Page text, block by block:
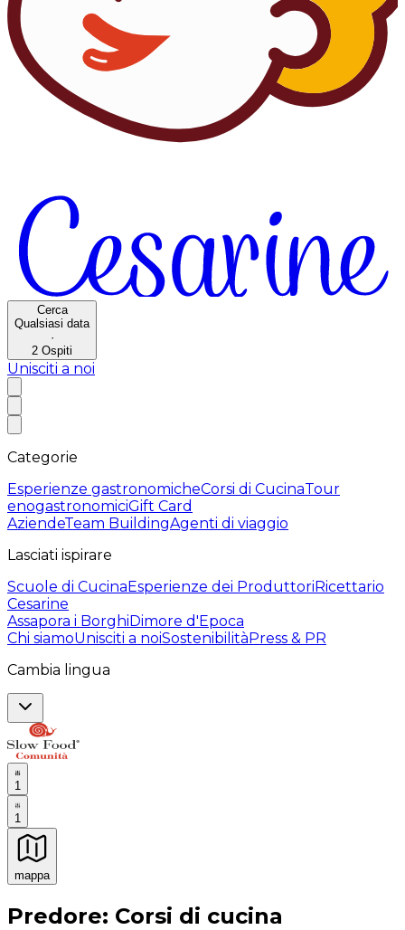
Cerca
Qualsiasi data
·
2 Ospiti
Unisciti a noi
Categorie
Esperienze gastronomicheCorsi di CucinaTour
enogastronomiciGift Card
AziendeTeam BuildingAgenti di viaggio
Lasciati ispirare
Scuole di CucinaEsperienze dei ProduttoriRicettario
Cesarine
Assapora i BorghiDimore d'Epoca
Chi siamoUnisciti a noiSostenibilitàPress & PR
Cambia lingua
1
1
mappa
Esperienze culinarie indimenticabili: Esperienze
Predore: Corsi di cucina